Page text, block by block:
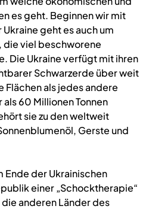
es geht. Beginnen wir mit
geht es auch um
die viel beschworene
Die Ukraine verfügt mit ihren
Schwarzerde über weit
als jedes andere
60 Millionen Tonnen
sie zu den weltweit
Gerste und
Ende der Ukrainischen
einer „Schocktherapie“
anderen Länder des